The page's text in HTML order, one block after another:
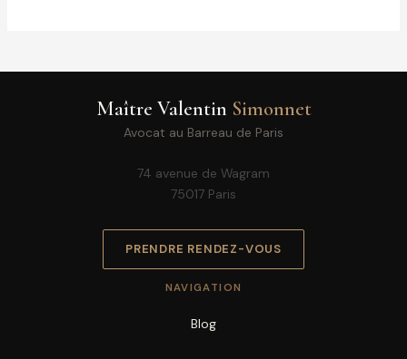
Maître Valentin Simonnet
Avocat au Barreau de Paris
74 avenue de Wagram
75017 Paris
PRENDRE RENDEZ-VOUS
NAVIGATION
Blog